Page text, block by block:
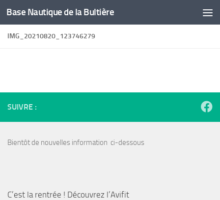
Skip to content
Base Nautique de la Bultière
IMG_20210820_123746279
SUIVRE :
Bientôt de nouvelles information ci-dessous
C’est la rentrée ! Découvrez l’Avifit